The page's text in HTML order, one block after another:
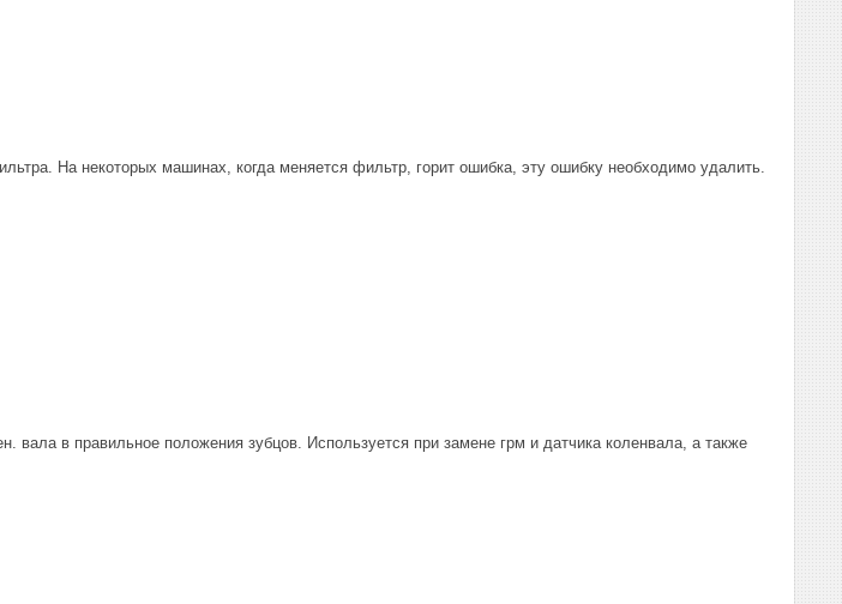
На некоторых машинах, когда меняется фильтр, горит ошибка, эту ошибку необходимо удалить.
вала в правильное положения зубцов. Используется при замене грм и датчика коленвала, а также